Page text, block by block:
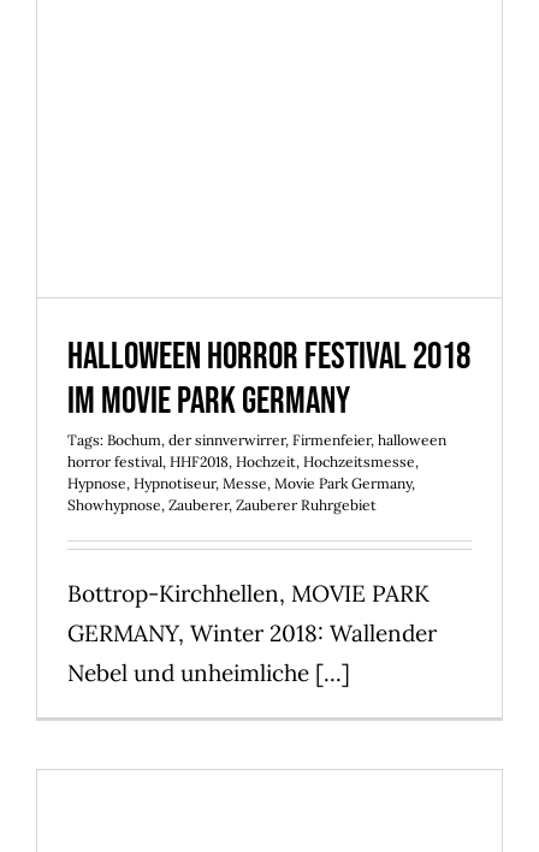
Halloween Horror Festival 2018
im Movie Park Germany
Tags: Bochum, der sinnverwirrer, Firmenfeier, halloween
horror festival, HHF2018, Hochzeit, Hochzeitsmesse,
Hypnose, Hypnotiseur, Messe, Movie Park Germany,
Showhypnose, Zauberer, Zauberer Ruhrgebiet
Bottrop-Kirchhellen, MOVIE PARK
GERMANY, Winter 2018: Wallender
Nebel und unheimliche [...]